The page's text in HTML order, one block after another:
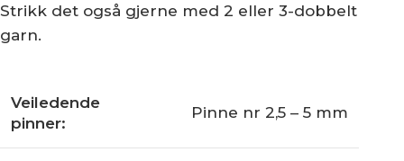
Strikk det også gjerne med 2 eller 3-dobbelt
garn.
Veiledende
pinner:
Pinne nr 2,5 – 5 mm